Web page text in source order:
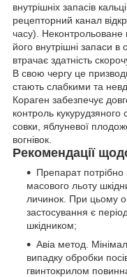
внутрішніх запасів
рецепторний канал
часу). Неконтрольоване
його внутрішні запаси в
втрачає здатність
В свою чергу це
стають слабкими та
Кораген забезпечує
контроль
совки, яблуневої
вогнівок.
Рекомендації
Препарат потрібно
масового льоту
личинок. При цьому
застосування є
шкідником;
Авіа метод.
випадку обробки
гвинтокрилом